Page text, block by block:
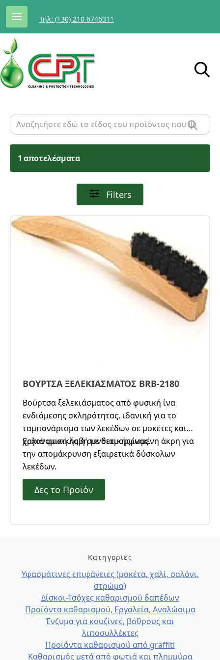
Τήλ: (+30) 210 6746311
1 αποτελέσματα
Filters
ΒΟΥΡΤΣΑ ΞΕΛΕΚΙΑΣΜΑΤΟΣ BRB-2180
Βούρτσα ξελεκιάσματος από φυσική ίνα
ενδιάμεσης σκληρότητας, ιδανική για το
ταμπονάρισμα των λεκέδων σε μοκέτες και
χαλιά φυσικής ή συνθετικής ίνας.
Εργονομική λαβή με διαμορφωμένη άκρη για
την απομάκρυνση εξαιρετικά δύσκολων
λεκέδων.
Δες το Προϊόν
Κατηγορίες
Υφασμάτινες επιφάνειες (μοκέτα, χαλί, σαλόνι,
στρώμα)
Δίσκοι-Τσόχες καθαρισμού δαπέδων
Προϊόντα καθαρισμού, Εργαλεία, Αναλώσιμα
Ένζυμα για κουζίνες, βόθρους και
λιποσυλλέκτες
Προϊόντα καθαρισμού από graffiti
Καθαρισμός μετά από φωτιά και πλημμύρα